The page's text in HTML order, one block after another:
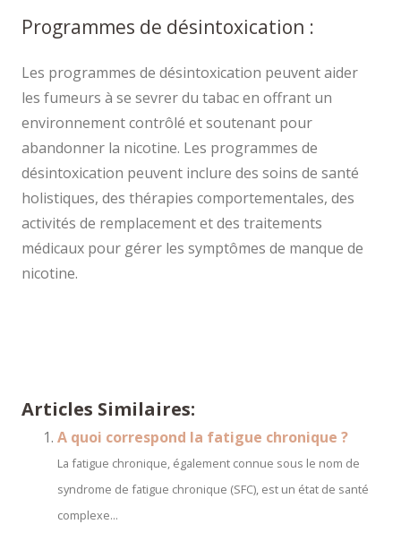
Programmes de désintoxication :
Les programmes de désintoxication peuvent aider
les fumeurs à se sevrer du tabac en offrant un
environnement contrôlé et soutenant pour
abandonner la nicotine. Les programmes de
désintoxication peuvent inclure des soins de santé
holistiques, des thérapies comportementales, des
activités de remplacement et des traitements
médicaux pour gérer les symptômes de manque de
nicotine.
Articles Similaires:
A quoi correspond la fatigue chronique ?
La fatigue chronique, également connue sous le nom de
syndrome de fatigue chronique (SFC), est un état de santé
complexe...